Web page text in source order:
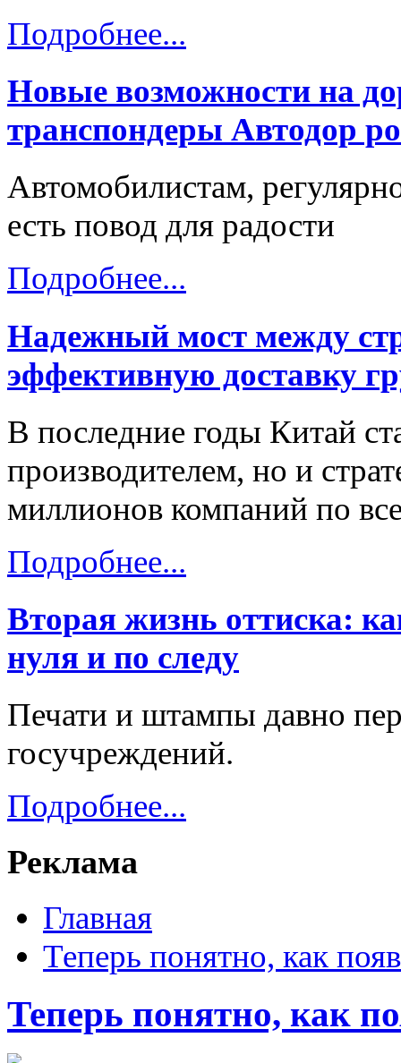
Подробнее...
Новые возможности на
транспондеры Автодор
Автомобилистам,
есть повод для радости
Подробнее...
Надежный мост между
эффективную доставку
В последние годы Китай
производителем, но и
миллионов компаний по
Подробнее...
Вторая жизнь оттиска:
нуля и по следу
Печати и штампы давно
госучреждений.
Подробнее...
Реклама
Главная
Теперь понятно, как
Теперь понятно, как